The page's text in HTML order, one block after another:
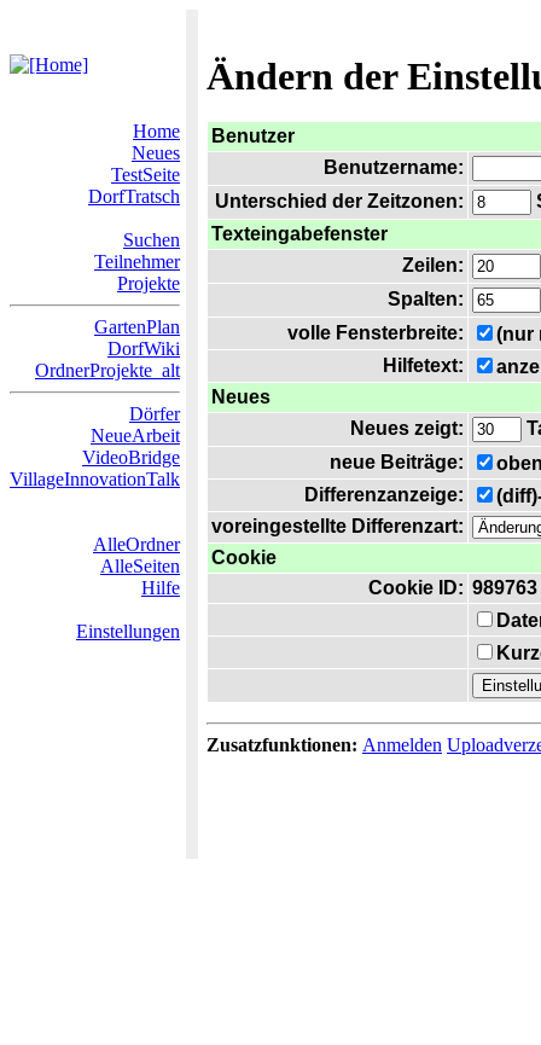
Ändern der
Home
Neues
TestSeite
DorfTratsch
Suchen
Teilnehmer
Projekte
GartenPlan
DorfWiki
OrdnerProjekte_alt
Dörfer
NeueArbeit
VideoBridge
VillageInnovationTalk
AlleOrdner
AlleSeiten
Hilfe
Einstellungen
Benutzer
Benutzername:
Unterschied der Zeitzonen:
Texteingabefenster
Zeilen:
Spalten:
volle Fensterbreite:
(nur
Hilfetext:
Neues
Neues zeigt:
neue Beiträge:
Differenzanzeige:
voreingestellte Differenzart:
Cookie
Cookie ID: 989763
Zusatzfunktionen: Anmelden